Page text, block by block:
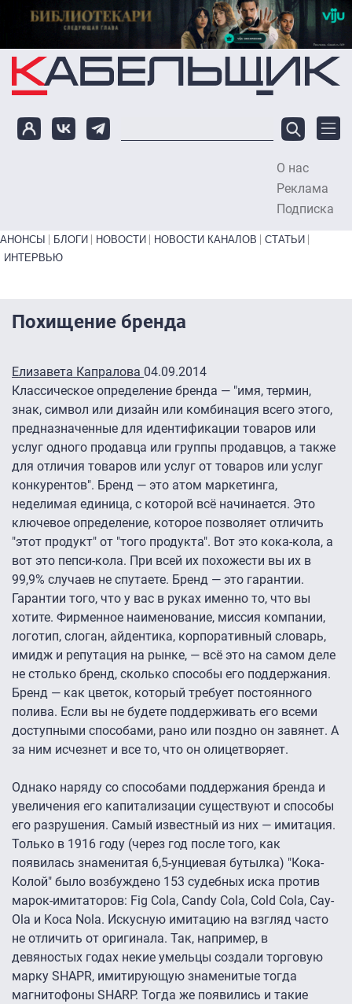
Перейти к основному содержанию
О нас
Реклама
Подписка
Primary links bottom
АНОНСЫ БЛОГИ НОВОСТИ НОВОСТИ КАНАЛОВ
СТАТЬИ
ИНТЕРВЬЮ
Похищение бренда
Елизавета Капралова 04.09.2014
Классическое определение бренда — "имя, термин,
знак, символ или дизайн или комбинация всего этого,
предназначенные для идентификации товаров или
услуг одного продавца или группы продавцов, а также
для отличия товаров или услуг от товаров или услуг
конкурентов". Бренд — это атом маркетинга,
неделимая единица, с которой всё начинается. Это
ключевое определение, которое позволяет отличить
"этот продукт" от "того продукта". Вот это кока-кола, а
вот это пепси-кола. При всей их похожести вы их в
99,9% случаев не спутаете. Бренд — это гарантии.
Гарантии того, что у вас в руках именно то, что вы
хотите. Фирменное наименование, миссия компании,
логотип, слоган, айдентика, корпоративный словарь,
имидж и репутация на рынке, — всё это на самом деле
не столько бренд, сколько способы его поддержания.
Бренд — как цветок, который требует постоянного
полива. Если вы не будете поддерживать его всеми
доступными способами, рано или поздно он завянет. А
за ним исчезнет и все то, что он олицетворяет.
Однако наряду со способами поддержания бренда и
увеличения его капитализации существуют и способы
его разрушения. Самый известный из них — имитация.
Только в 1916 году (через год после того, как
появилась знаменитая 6,5-унциевая бутылка) "Кока-
Колой" было возбуждено 153 судебных иска против
марок-имитаторов: Fig Cola, Candy Cola, Cold Cola, Cay-
Ola и Koca Nola. Искусную имитацию на взгляд часто
не отличить от оригинала. Так, например, в
девяностых годах некие умельцы создали торговую
марку SHAPR, имитирующую знаменитые тогда
магнитофоны SHARP. Тогда же появились и такие